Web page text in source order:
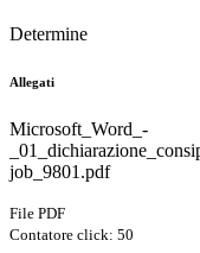
Determine
Allegati
Microsoft_Word_-
job_9801.pdf
File PDF
Contatore click: 50